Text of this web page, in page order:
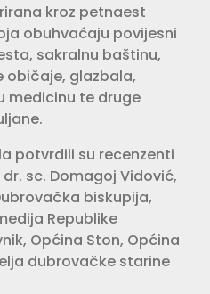
kroz petnaest
obuhvaćaju povijesni
sakralnu baštinu,
običaje, glazbala,
medicinu te druge
potvrdili su recenzenti
dr. sc. Domagoj Vidović,
biskupija,
Republike
Općina Ston, Općina
dubrovačke starine